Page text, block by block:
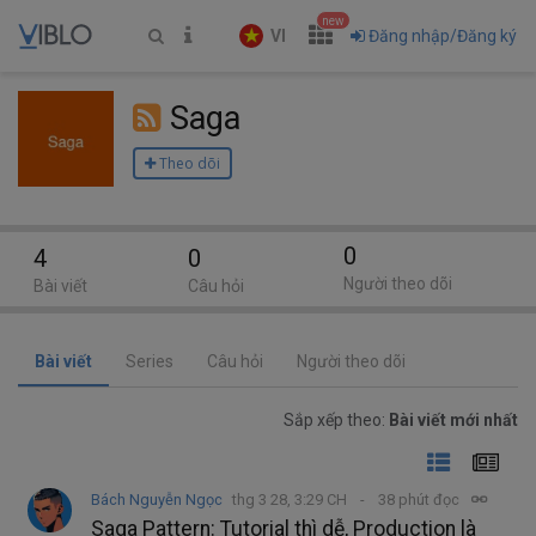
VI
new
Đăng nhập/Đăng ký
Saga
Theo dõi
Bài viết Series Câu hỏi Người theo dõi
Sắp xếp theo: Bài viết mới nhất
Bách Nguyễn Ngọc thg 3 28, 3:29 CH 38 phút đọc
Saga Pattern: Tutorial thì dễ, Production là
4
Bài viết
0
Câu hỏi
0
Người theo dõi